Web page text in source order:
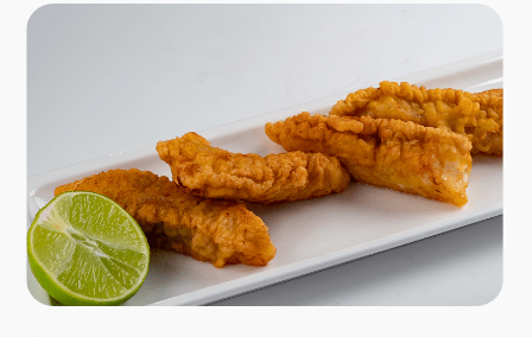
40 минут
Филе трески нарежьте длинными брусками
8-10 см, смочите 25 мл лимонного сока.